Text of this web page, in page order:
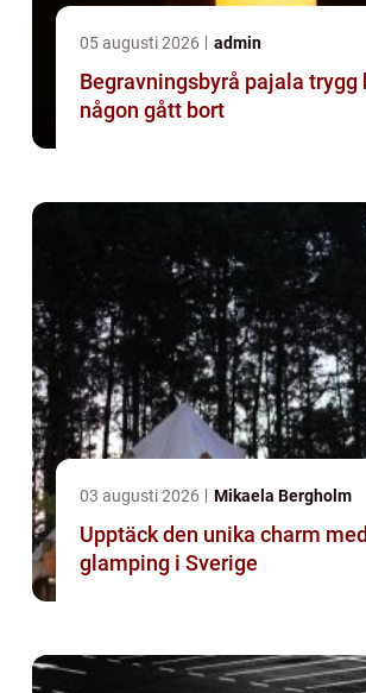
05 augusti 2026 admin
Begravningsbyrå pajala trygg hjälp när
någon gått bort
03 augusti 2026 Mikaela Bergholm
Upptäck den unika charm med
glamping i Sverige